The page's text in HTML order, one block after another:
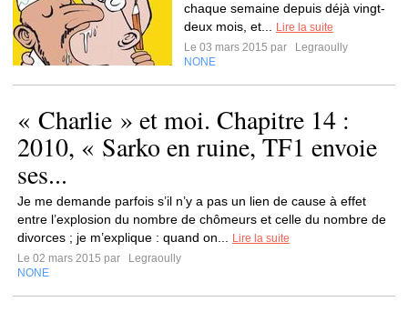
chaque semaine depuis déjà vingt-
deux mois, et...
Lire la suite
Le 03 mars 2015 par
Legraoully
NONE
« Charlie » et moi. Chapitre 14 :
2010, « Sarko en ruine, TF1 envoie
ses...
Je me demande parfois s’il n’y a pas un lien de cause à effet
entre l’explosion du nombre de chômeurs et celle du nombre de
divorces ; je m’explique : quand on...
Lire la suite
Le 02 mars 2015 par
Legraoully
NONE